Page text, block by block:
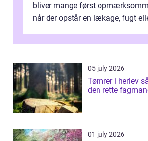
bliver mange først
når der opstår en lækage, fugt
05 july 2026
Tømrer i herlev sådan vælger du
den rette
01 july 2026